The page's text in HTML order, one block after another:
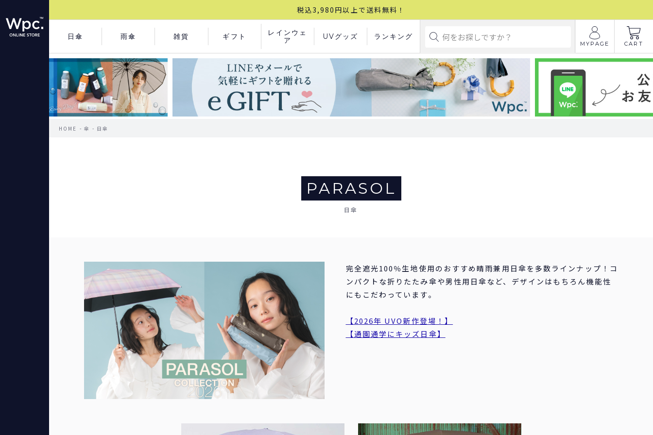
税込3,980円以上で送料無料！
日傘 雨傘 雑貨 ギフト
レインウェ
ア
UVグッズ ランキング
MYPAGE CART
HOME 傘 日傘
PARASOL
日傘
完全遮光100％生地使用のおすすめ晴雨兼用日傘を多数ラインナップ！コ
ンパクトな折りたたみ傘や男性用日傘など、デザインはもちろん機能性
にもこだわっています。
【2026年 UVO新作登場！】
【通園通学にキッズ日傘】